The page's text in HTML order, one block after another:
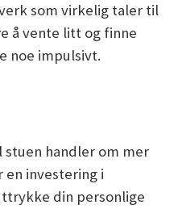
som virkelig taler til
å vente litt og finne
noe impulsivt.
handler om mer
en investering i
din personlige